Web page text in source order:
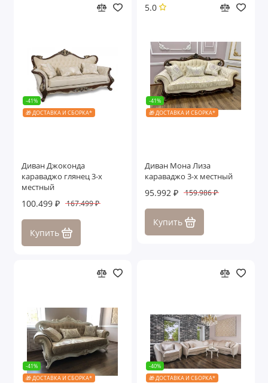
-41%
🎁 ДОСТАВКА И СБОРКА*
Диван Джоконда
караваджо глянец 3-х
местный
100.499 ₽ 167.499 ₽
Купить
5.0
-41%
🎁 ДОСТАВКА И СБОРКА*
Диван Мона Лиза
караваджо 3-х местный
95.992 ₽ 159.986 ₽
Купить
-41%
🎁 ДОСТАВКА И СБОРКА*
-40%
🎁 ДОСТАВКА И СБОРКА*